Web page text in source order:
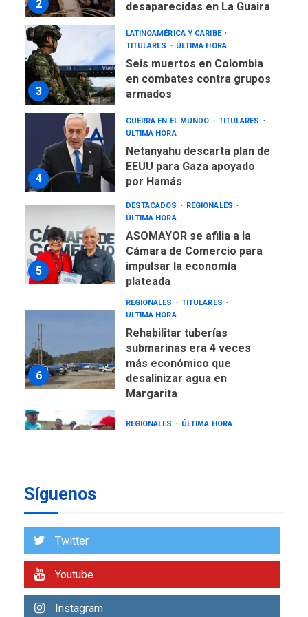
2 desaparecidas en La Guaira
3
LATINOAMÉRICA Y CARIBE
TITULARES
ÚLTIMA HORA
Seis muertos en Colombia
en combates contra grupos
armados
4
GUERRA EN EL MUNDO
TITULARES
ÚLTIMA HORA
Netanyahu descarta plan de
EEUU para Gaza apoyado
por Hamás
5
DESTACADOS
REGIONALES
ÚLTIMA HORA
ASOMAYOR se afilia a la
Cámara de Comercio para
impulsar la economía
plateada
6
REGIONALES
TITULARES
ÚLTIMA HORA
Rehabilitar tuberías
submarinas era 4 veces
más económico que
desalinizar agua en
Margarita
REGIONALES ÚLTIMA HORA
1
estados afectados por los
Síguenos
Twitter
Youtube
Instagram